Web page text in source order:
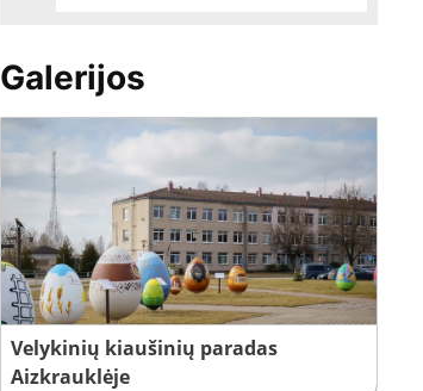
Galerijos
Velykinių kiaušinių paradas
Aizkrauklėje